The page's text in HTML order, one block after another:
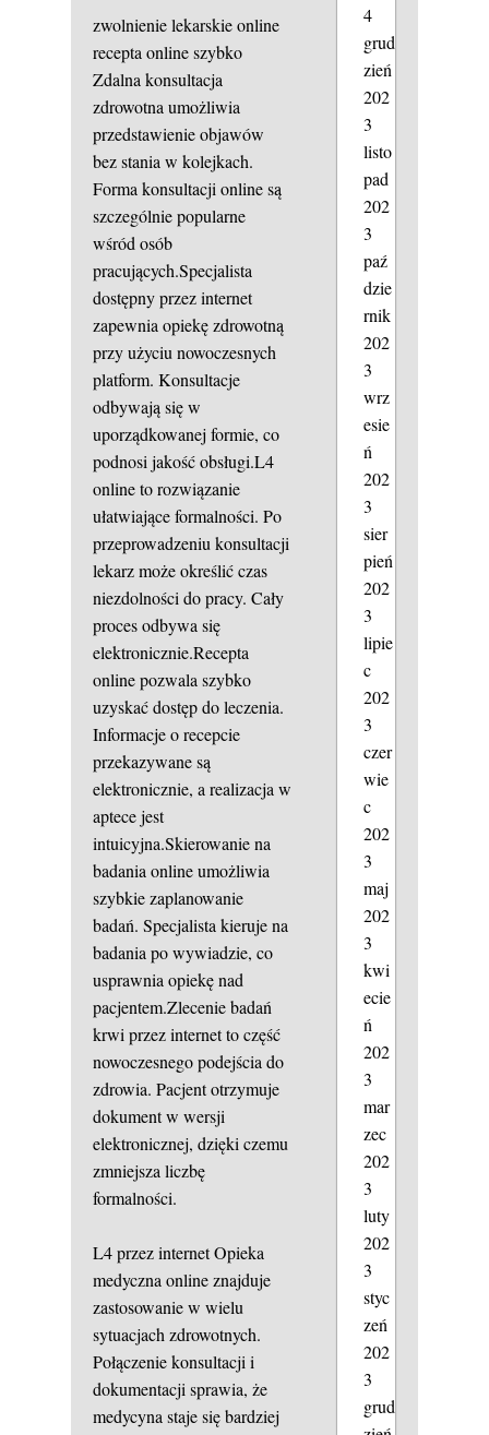
zwolnienie lekarskie online
recepta online szybko
Zdalna konsultacja
zdrowotna umożliwia
przedstawienie objawów
bez stania w kolejkach.
Forma konsultacji online są
szczególnie popularne
wśród osób
pracujących.Specjalista
dostępny przez internet
zapewnia opiekę zdrowotną
przy użyciu nowoczesnych
platform. Konsultacje
odbywają się w
uporządkowanej formie, co
podnosi jakość obsługi.L4
online to rozwiązanie
ułatwiające formalności. Po
przeprowadzeniu konsultacji
lekarz może określić czas
niezdolności do pracy. Cały
proces odbywa się
elektronicznie.Recepta
online pozwala szybko
uzyskać dostęp do leczenia.
Informacje o recepcie
przekazywane są
elektronicznie, a realizacja w
aptece jest
intuicyjna.Skierowanie na
badania online umożliwia
szybkie zaplanowanie
badań. Specjalista kieruje na
badania po wywiadzie, co
usprawnia opiekę nad
pacjentem.Zlecenie badań
krwi przez internet to część
nowoczesnego podejścia do
zdrowia. Pacjent otrzymuje
dokument w wersji
elektronicznej, dzięki czemu
zmniejsza liczbę
formalności.
L4 przez internetOpieka
medyczna online znajduje
zastosowanie w wielu
sytuacjach zdrowotnych.
Połączenie konsultacji i
dokumentacji sprawia, że
medycyna staje się bardziej
4
grud
zień
202
3
listo
pad
202
3
paź
dzie
rnik
202
3
wrz
esie
ń
202
3
sier
pień
202
3
lipie
c
202
3
czer
wie
c
202
3
maj
202
3
kwi
ecie
ń
202
3
mar
zec
202
3
luty
202
3
styc
zeń
202
3
grud